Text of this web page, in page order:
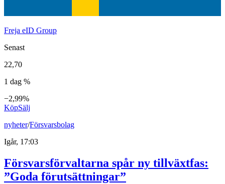
Freja eID Group
Senast
22,70
1 dag %
−2,99%
KöpSälj
nyheter/Försvarsbolag
Igår, 17:03
Försvarsförvaltarna spår ny tillväxtfas:
”Goda förutsättningar”